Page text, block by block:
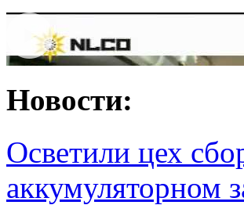
Новости:
Осветили цех
аккумуляторном